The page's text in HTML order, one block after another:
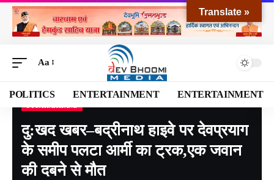
Aa
POLITICS ENTERTAINMENT ENTERTAINMENT
Devbhoomi Media>Blog>NATIONAL> UTTARAKHAND>दु:खद खबर–बद्रीनाथ हाइवे पर देवप्रयाग के समीप पलटा आर्मी का ट्रक,एक जवान की दबने से मौत
दु:खद खबर–बद्रीनाथ हाइवे पर देवप्रयाग
के समीप पलटा आर्मी का ट्रक,एक जवान
की दबने से मौत
Translate »